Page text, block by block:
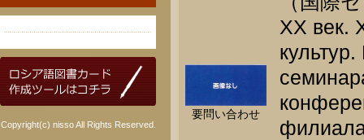
Copyright(c) nisso All Rights Reserved.
要問い合わせ
ХХ век.
филиала